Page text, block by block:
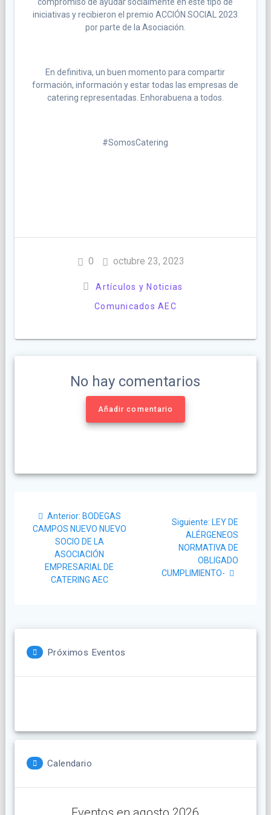
iniciativas y recibieron el premio ACCIÓN SOCIAL 2023
por parte de la Asociación.
En definitiva, un buen momento para compartir
formación, información y estar todas las empresas de
catering representadas. Enhorabuena a todos.
#SomosCatering
0 octubre 23, 2023
Artículos y Noticias
Comunicados AEC
No hay comentarios
Añadir comentario
de
entradas
Anterior: Post
anterior:
BODEGAS
CAMPOS NUEVO NUEVO
SOCIO DE LA
ASOCIACIÓN
EMPRESARIAL DE
CATERING AEC
Siguiente: Siguiente
post:
LEY DE
ALÉRGENEOS
NORMATIVA DE
OBLIGADO
CUMPLIMIENTO-
Próximos Eventos
Calendario